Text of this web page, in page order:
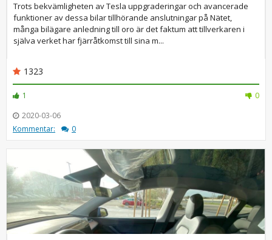
Trots bekvämligheten av Tesla uppgraderingar och avancerade
funktioner av dessa bilar tillhörande anslutningar på Nätet,
många bilägare anledning till oro är det faktum att tillverkaren i
själva verket har fjärråtkomst till sina m...
1323
1
0
2020-03-06
Kommentar:
0